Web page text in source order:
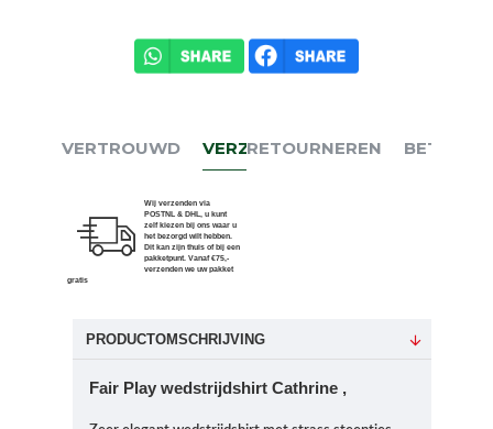
VERTROUWD VERZENDEN
Wij verzenden via
POSTNL & DHL, u kunt
zelf kiezen bij ons waar u
het bezorgd wilt hebben.
Dit kan zijn thuis of bij een
pakketpunt. Vanaf €75,-
verzenden we uw pakket
gratis
RETOURNEREN BETALEN
PRODUCTOMSCHRIJVING
Fair Play wedstrijdshirt Cathrine ,